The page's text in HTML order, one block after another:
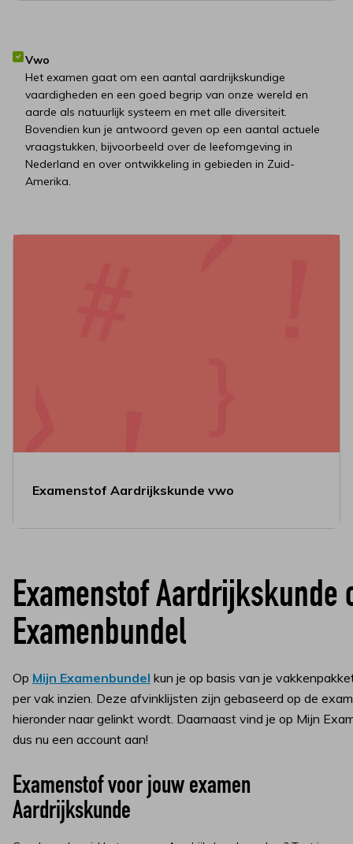
Vwo
Het examen gaat om een aantal aardrijkskundige
vaardigheden en een goed begrip van onze wereld en
aarde als natuurlijk systeem en met alle diversiteit.
Bovendien kun je antwoord geven op een aantal actuele
vraagstukken, bijvoorbeeld over de leefomgeving in
Nederland en over ontwikkeling in gebieden in Zuid-
Amerika.
Examenstof Aardrijkskunde vwo
Examenstof Aardrijkskunde
Examenbundel
Op Mijn Examenbundel kun je op basis van je
per vak inzien. Deze afvinklijsten zijn gebaseerd op de
hieronder naar gelinkt wordt. Daarnaast vind je op Mijn
dus nu een account aan!
Examenstof voor jouw examen
Aardrijkskunde